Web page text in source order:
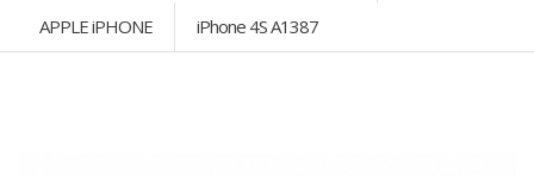
APPLE iPHONE iPhone 4S A1387